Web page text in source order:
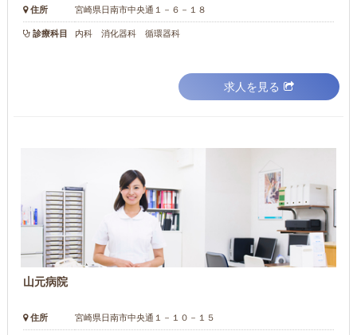
住所 宮崎県日南市中央通１－６－１８
診療科目 内科 消化器科 循環器科
求人を見る
山元病院
住所 宮崎県日南市中央通１－１０－１５